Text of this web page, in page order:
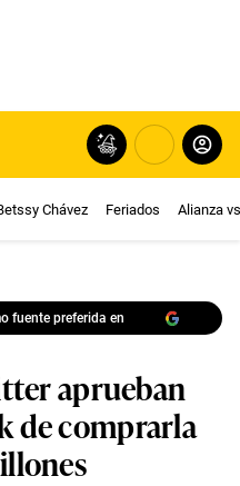
Chávez Feriados Alianza
fuente preferida en
aprueban
de comprarla